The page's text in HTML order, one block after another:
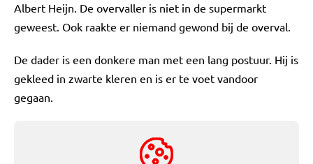
Albert Heijn. De overvaller is niet in de supermarkt
geweest. Ook raakte er niemand gewond bij de overval.
De dader is een donkere man met een lang postuur. Hij is
gekleed in zwarte kleren en is er te voet vandoor
gegaan.